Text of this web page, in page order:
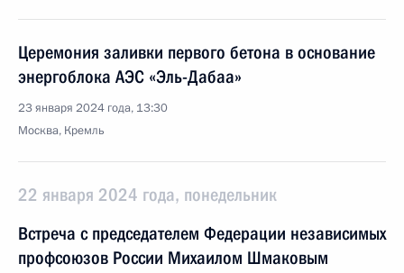
Церемония заливки первого бетона в основание
энергоблока АЭС «Эль-Дабаа»
23 января 2024 года, 13:30
Москва, Кремль
22 января 2024 года, понедельник
Встреча с председателем Федерации независимых
профсоюзов России Михаилом Шмаковым